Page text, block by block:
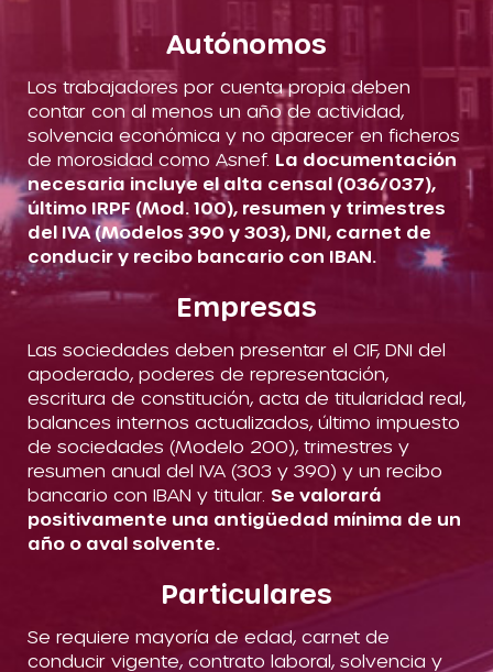
Autónomos
Los trabajadores por cuenta propia deben
contar con al menos un año de actividad,
solvencia económica y no aparecer en ficheros
de morosidad como Asnef. La documentación
necesaria incluye el alta censal (036/037),
último IRPF (Mod. 100), resumen y trimestres
del IVA (Modelos 390 y 303), DNI, carnet de
conducir y recibo bancario con IBAN.
Empresas
Las sociedades deben presentar el CIF, DNI del
apoderado, poderes de representación,
escritura de constitución, acta de titularidad real,
balances internos actualizados, último impuesto
de sociedades (Modelo 200), trimestres y
resumen anual del IVA (303 y 390) y un recibo
bancario con IBAN y titular. Se valorará
positivamente una antigüedad mínima de un
año o aval solvente.
Particulares
Se requiere mayoría de edad, carnet de
conducir vigente, contrato laboral, solvencia y